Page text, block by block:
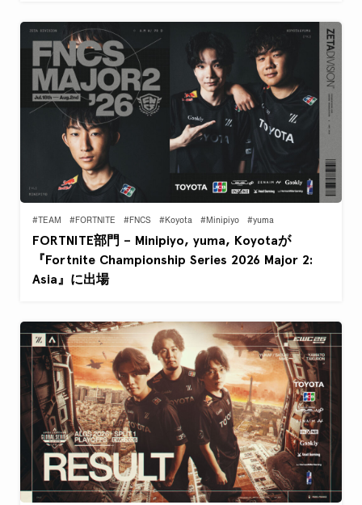
#TEAM #FORTNITE #FNCS #Koyota #Minipiyo #yuma
FORTNITE部門 – Minipiyo, yuma, Koyotaが
『Fortnite Championship Series 2026 Major 2:
Asia』に出場